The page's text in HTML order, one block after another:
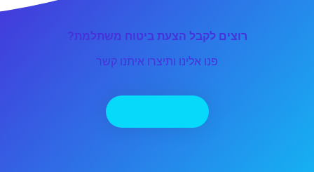
רוצים לקבל הצעת ביטוח משתלמת?
פנו אלינו ותיצרו איתנו קשר